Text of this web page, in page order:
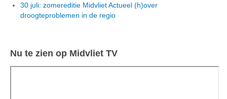
30 juli: zomereditie Midvliet Actueel (h)over
droogteproblemen in de regio
Nu te zien op Midvliet TV